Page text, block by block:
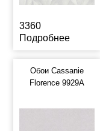
3360
Подробнее
Обои Cassanie
Florence 9929A